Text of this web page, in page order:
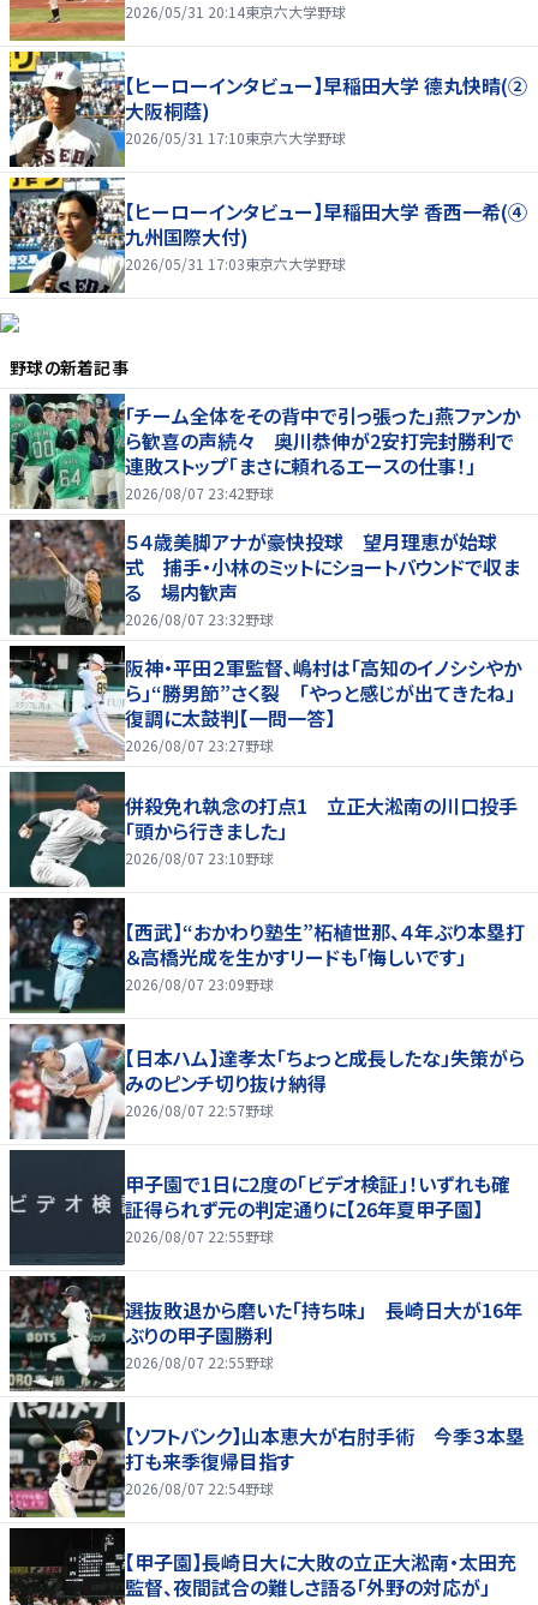
2026/05/31 20:14東京六大学野球
【ヒーローインタビュー】早稲田大学 德丸快晴(②
大阪桐蔭)
2026/05/31 17:10東京六大学野球
【ヒーローインタビュー】早稲田大学 香西一希(④
九州国際大付)
2026/05/31 17:03東京六大学野球
野球の新着記事
「チーム全体をその背中で引っ張った」燕ファンか
ら歓喜の声続々 奥川恭伸が2安打完封勝利で
連敗ストップ「まさに頼れるエースの仕事！」
2026/08/07 23:42野球
５４歳美脚アナが豪快投球 望月理恵が始球
式 捕手・小林のミットにショートバウンドで収ま
る 場内歓声
2026/08/07 23:32野球
阪神・平田２軍監督、嶋村は「高知のイノシシやか
ら」“勝男節”さく裂 「やっと感じが出てきたね」
復調に太鼓判【一問一答】
2026/08/07 23:27野球
併殺免れ執念の打点1 立正大淞南の川口投手
「頭から行きました」
2026/08/07 23:10野球
【西武】“おかわり塾生”柘植世那、４年ぶり本塁打
＆高橋光成を生かすリードも「悔しいです」
2026/08/07 23:09野球
【日本ハム】達孝太「ちょっと成長したな」失策がら
みのピンチ切り抜け納得
2026/08/07 22:57野球
甲子園で1日に2度の「ビデオ検証」！いずれも確
証得られず元の判定通りに【26年夏甲子園】
2026/08/07 22:55野球
選抜敗退から磨いた「持ち味」 長崎日大が16年
ぶりの甲子園勝利
2026/08/07 22:55野球
【ソフトバンク】山本恵大が右肘手術 今季３本塁
打も来季復帰目指す
2026/08/07 22:54野球
【甲子園】長崎日大に大敗の立正大淞南・太田充
監督、夜間試合の難しさ語る「外野の対応が」